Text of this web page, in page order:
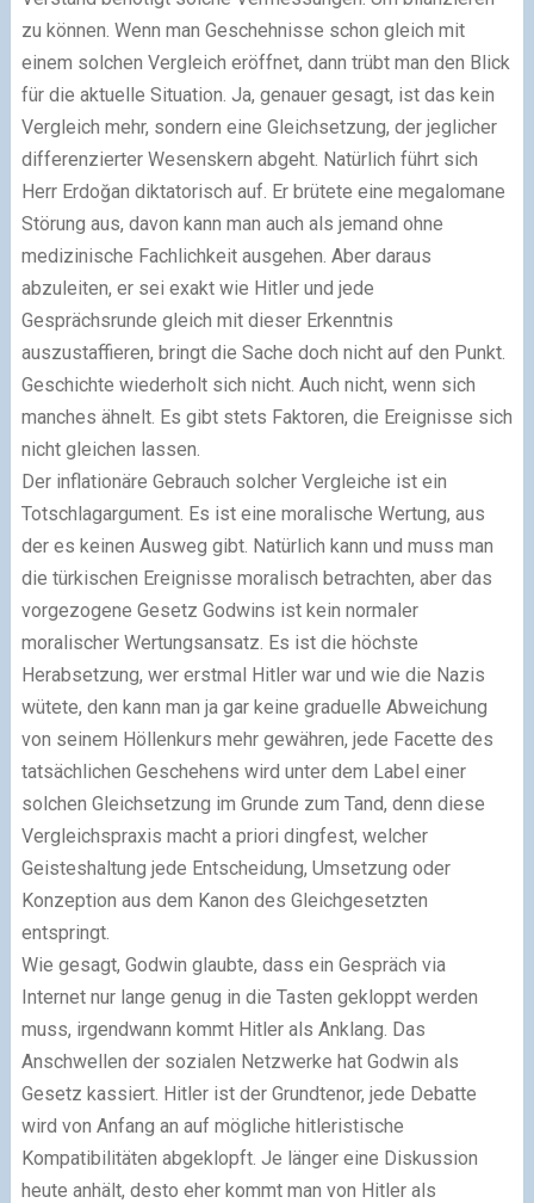
zu können. Wenn man Geschehnisse schon gleich mit
einem solchen Vergleich eröffnet, dann trübt man den Blick
für die aktuelle Situation. Ja, genauer gesagt, ist das kein
Vergleich mehr, sondern eine Gleichsetzung, der jeglicher
differenzierter Wesenskern abgeht. Natürlich führt sich
Herr Erdoğan diktatorisch auf. Er brütete eine megalomane
Störung aus, davon kann man auch als jemand ohne
medizinische Fachlichkeit ausgehen. Aber daraus
abzuleiten, er sei exakt wie Hitler und jede
Gesprächsrunde gleich mit dieser Erkenntnis
auszustaffieren, bringt die Sache doch nicht auf den Punkt.
Geschichte wiederholt sich nicht. Auch nicht, wenn sich
manches ähnelt. Es gibt stets Faktoren, die Ereignisse sich
nicht gleichen lassen.
Der inflationäre Gebrauch solcher Vergleiche ist ein
Totschlagargument. Es ist eine moralische Wertung, aus
der es keinen Ausweg gibt. Natürlich kann und muss man
die türkischen Ereignisse moralisch betrachten, aber das
vorgezogene Gesetz Godwins ist kein normaler
moralischer Wertungsansatz. Es ist die höchste
Herabsetzung, wer erstmal Hitler war und wie die Nazis
wütete, den kann man ja gar keine graduelle Abweichung
von seinem Höllenkurs mehr gewähren, jede Facette des
tatsächlichen Geschehens wird unter dem Label einer
solchen Gleichsetzung im Grunde zum Tand, denn diese
Vergleichspraxis macht a priori dingfest, welcher
Geisteshaltung jede Entscheidung, Umsetzung oder
Konzeption aus dem Kanon des Gleichgesetzten
entspringt.
Wie gesagt, Godwin glaubte, dass ein Gespräch via
Internet nur lange genug in die Tasten gekloppt werden
muss, irgendwann kommt Hitler als Anklang. Das
Anschwellen der sozialen Netzwerke hat Godwin als
Gesetz kassiert. Hitler ist der Grundtenor, jede Debatte
wird von Anfang an auf mögliche hitleristische
Kompatibilitäten abgeklopft. Je länger eine Diskussion
heute anhält, desto eher kommt man von Hitler als